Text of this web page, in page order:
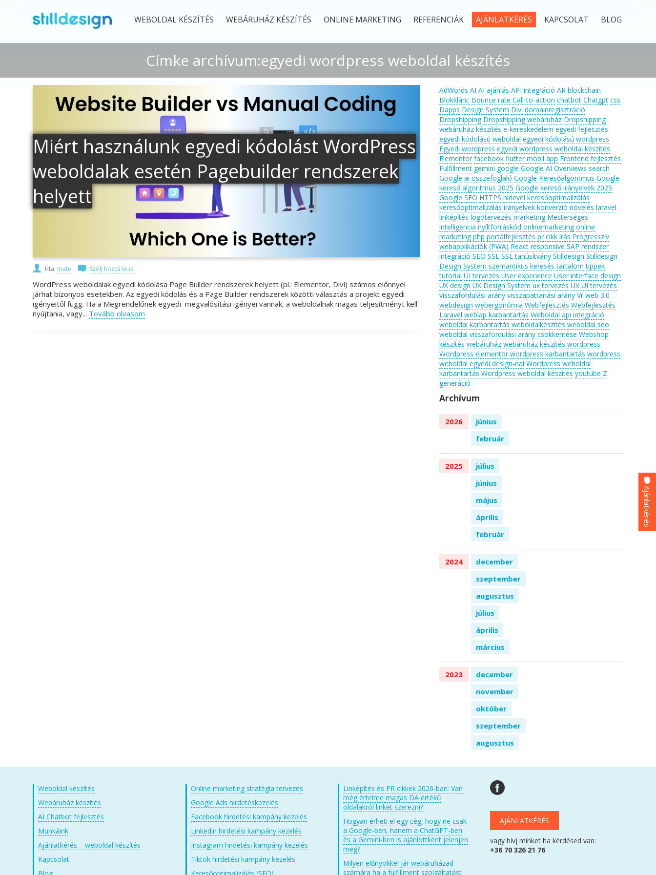
WEBOLDAL KÉSZÍTÉS WEBÁRUHÁZ KÉSZÍTÉS ONLINE MARKETING REFERENCIÁK AJÁNLATKÉRÉS KAPCSOLAT BLOG
Címke archívum:egyedi wordpress weboldal készítés
Miért használunk egyedi kódolást WordPress
weboldalak esetén Pagebuilder rendszerek
helyett
Írta: mate Szólj hozzá te is!
WordPress weboldalak egyedi kódolása Page Builder rendszerek helyett (pl.: Elementor, Divi) számos előnnyel
járhat bizonyos esetekben. Az egyedi kódolás és a Page Builder rendszerek közötti választás a projekt egyedi
igényeitől függ. Ha a Megrendelőnek egyedi megvalósítási igényei vannak, a weboldalnak magas teljesítményt kell
nyújtania, vagy... Tovább olvasom
AdWords AI AI ajánlás API integráció AR blockchain
Blokklánc Bounce rate Call-to-action chatbot Chatgpt css
Dapps Design System Divi domainregisztráció
Dropshipping Dropshipping webáruház Dropshipping
webáruház készítés e-kereskedelem egyedi fejlesztés
egyedi kódolású weboldal egyedi kódolású wordpress
Egyedi wordpress egyedi wordpress weboldal készítés
Elementor facebook flutter mobil app Frontend fejlesztés
Fulfillment gemini google Google AI Overviews search
Google ai összefoglaló Google Keresőalgoritmus Google
kereső algoritmus 2025 Google kereső irányelvek 2025
Google SEO HTTPS hírlevél keresőoptimalizálás
keresőoptimalizálás irányelvek konverzió növelés laravel
linképítés logótervezés marketing Mesterséges
intelligencia nyíltforráskód onlinemarketing online
marketing php portálfejlesztés pr cikk írás Progresszív
webapplikációk (PWA) React responsive SAP rendszer
integráció SEO SSL SSL tanúsítvány Stilldesign Stilldesign
Design System szemantikus keresés tartalom tippek
tutorial UI tervezés User experience User interface design
UX design UX Design System ux tervezés UX UI tervezés
visszafordulási arány visszapattanási arány Vr web 3.0
webdesign webergonómia Webfejlesztés Webfejlesztés
Laravel weblap karbantartás Weboldal api integráció
weboldal karbantartás weboldalkészítés weboldal seo
weboldal visszafordulási arány csökkentése Webshop
készítés webáruház webáruház készítés wordpress
Wordpress elementor wordpress karbantartás wordpress
weboldal egyedi design-nal Wordpress weboldal
karbantartás Wordpress weboldal készítés youtube Z
generáció
Archívum
2026
június
február
2025
július
június
május
április
február
2024
december
szeptember
augusztus
július
április
március
2023
december
november
október
szeptember
augusztus
Weboldal készítés
Webáruház készítés
AI Chatbot fejlesztés
Munkáink
Ajánlatkérés – weboldal készítés
Kapcsolat
Online marketing stratégia tervezés
Google Ads hirdetéskezelés
Facebook hirdetési kampány kezelés
Linkedin hirdetési kampány kezelés
Instagram hirdetési kampány kezelés
Tiktok hirdetési kampány kezelés
Linképítés és PR cikkek 2026-ban: Van
még értelme magas DA értékű
oldalakról linket szerezni?
Hogyan érheti el egy cég, hogy ne csak
a Google-ben, hanem a ChatGPT-ben
és a Gemini-ben is ajánlottként jelenjen
meg?
Milyen előnyökkel jár webáruházad
számára ha a fulfillment szolgáltatást
AJÁNLATKÉRÉS
vagy hívj minket ha kérdésed van:
+36 70 326 21 76
Ajánlatkérés